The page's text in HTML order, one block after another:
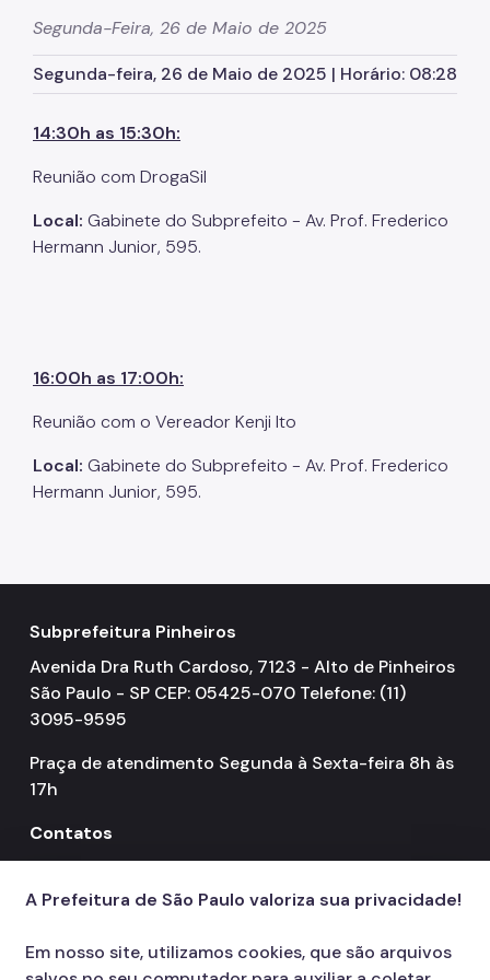
Zeladoria Urbana
Cata-Bagulho
Contate Nossos Servidores
Segunda-Feira, 26 de Maio de 2025
Segunda-feira, 26 de Maio de 2025 | Horário: 08:28
14:30h as 15:30h:
Reunião com DrogaSil
Local: Gabinete do Subprefeito - Av. Prof. Frederico
Hermann Junior, 595.
16:00h as 17:00h:
Reunião com o Vereador Kenji Ito
Local: Gabinete do Subprefeito - Av. Prof. Frederico
Hermann Junior, 595.
Subprefeitura Pinheiros
Avenida Dra Ruth Cardoso, 7123 - Alto de Pinheiros
São Paulo - SP CEP: 05425-070 Telefone: (11)
3095-9595
Praça de atendimento Segunda à Sexta-feira 8h às
17h
Contatos
156
A Prefeitura de São Paulo valoriza sua privacidade!
Em nosso site, utilizamos cookies, que são arquivos